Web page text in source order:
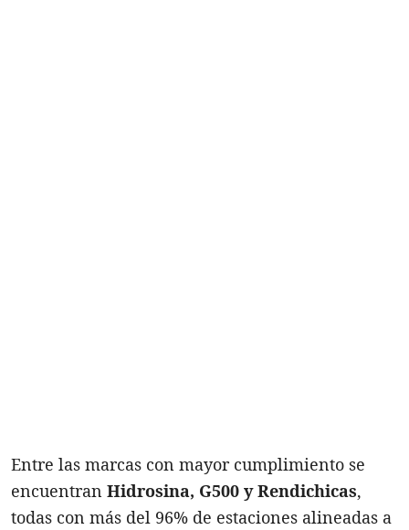
Entre las marcas con mayor cumplimiento se
encuentran Hidrosina, G500 y Rendichicas,
todas con más del 96% de estaciones alineadas a